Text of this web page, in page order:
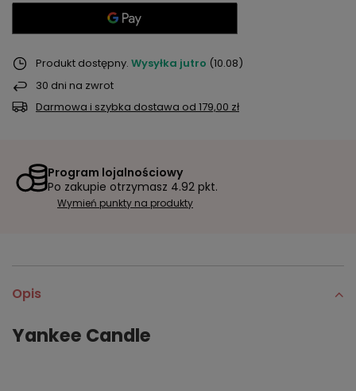
Produkt dostępny Wysyłka jutro (10.08)
30 dni na zwrot
Darmowa i szybka dostawa od 179,00 zł
Program lojalnościowy
Po zakupie otrzymasz 4.92 pkt.
Wymień punkty na produkty
Opis
Yankee Candle